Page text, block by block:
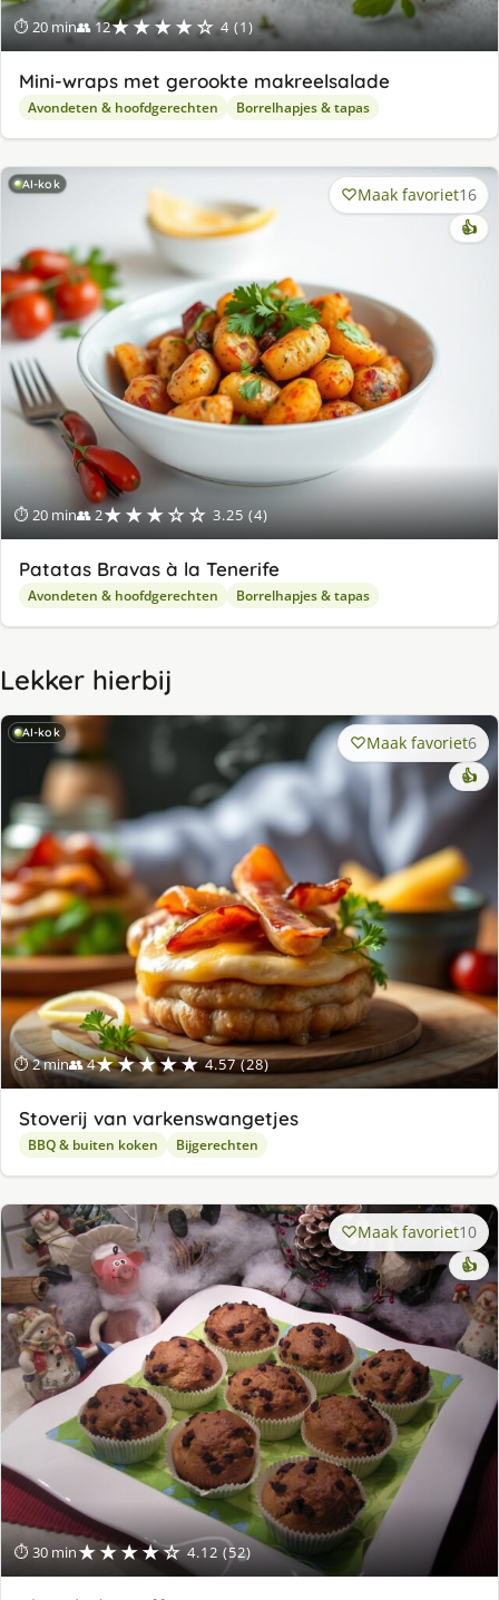
⏱ 20 min👥 12★★★★☆ 4 (1)
Mini-wraps met gerookte makreelsalade
Avondeten & hoofdgerechten Borrelhapjes & tapas
AI-kok
⏱ 20 min👥 2★★★☆☆ 3.25 (4)
Maak favoriet16
👍
Patatas Bravas à la Tenerife
Avondeten & hoofdgerechten Borrelhapjes & tapas
Lekker hierbij
AI-kok
⏱ 2 min👥 4★★★★★ 4.57 (28)
Maak favoriet6
👍
Stoverij van varkenswangetjes
BBQ & buiten koken Bijgerechten
⏱ 30 min★★★★☆ 4.12 (52)
Maak favoriet10
👍